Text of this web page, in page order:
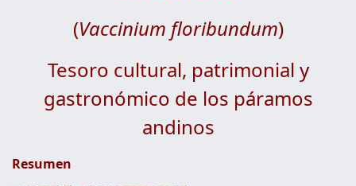
(Vaccinium floribundum)
Tesoro cultural, patrimonial y
gastronómico de los páramos
andinos
Resumen